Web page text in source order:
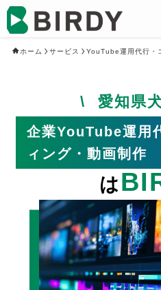
ホーム サービス YouTube運用代行・
愛知県
企業YouTube運用
ィング・動画制作
は